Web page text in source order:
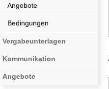
Angebote
Bedingungen
Vergabeunterlagen
Kommunikation
Angebote